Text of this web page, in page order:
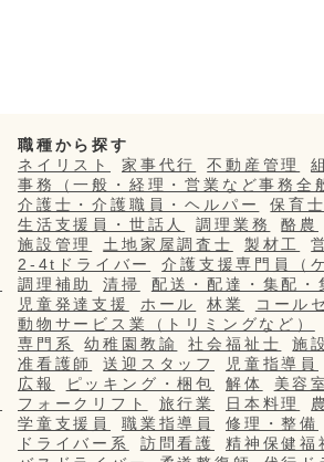
職種から探す
ネイリスト
家事代行 不動産管理
事務（一般・経理・営業など事務全
介護士・介護職員・ヘルパー
保育士
生活支援員・世話人
調理業務 酪農
施設管理
土地家屋調査士 製材工
2-4tドライバー
介護支援専門員（
調理補助
清掃 配送・配達・集配・
児童発達支援
ホール 林業 コール
動物サービス業（トリミングなど）
専門系
幼稚園教諭 社会福祉士 施
准看護師
送迎スタッフ 児童指導員
広報
ピッキング・梱包 解体 美容室
フォークリフト
旅行業 日本料理
学童支援員
職業指導員 修理・整備
ドライバー系
訪問看護 精神保健福